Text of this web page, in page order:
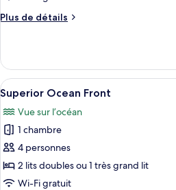
chambre :
View
Plus de détails
Plus
Superior
Ocean
View
Afficher
toutes
les
photos
pour
ce
type
7
Superior Ocean Front
Vue sur l’océan
1 chambre
4 personnes
2 lits doubles ou 1 très grand lit
Wi-Fi gratuit